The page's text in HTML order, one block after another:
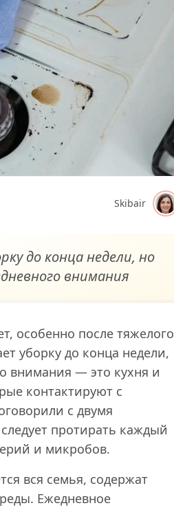
Skibair
до конца недели, но
внимания
особенно после тяжелого
уборку до конца недели,
внимания — это кухня и
контактируют с
с двумя
протирать каждый
и микробов.
вся семья, содержат
Ежедневное